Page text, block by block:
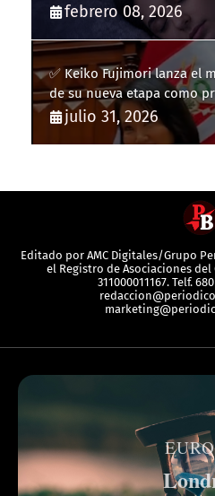
febrero 08, 2026
✅ Keiko Fujimori lanza el
de su nueva etapa como
julio 31, 2026
Editado por AMC Digitales/Grupo
el Registro de Asociaciones del
311000011167. Telf.